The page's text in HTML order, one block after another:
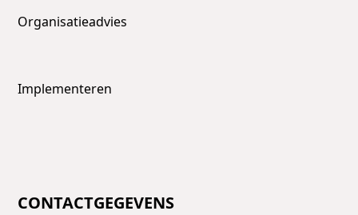
Organisatieadvies
Implementeren
CONTACTGEGEVENS